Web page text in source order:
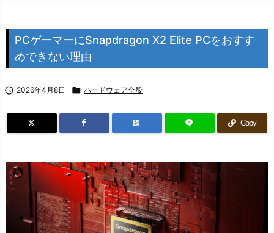
PCゲーマーにSnapdragon X2 Elite PCをおすす
めできない理由
 2026年4月8日  ハードウェア全般
B! Copy